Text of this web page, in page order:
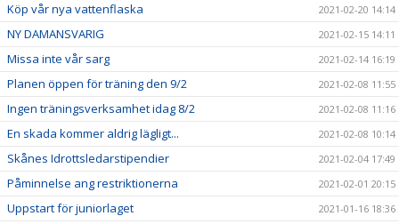
Köp vår nya vattenflaska 2021-02-20 14:14
NY DAMANSVARIG 2021-02-15 14:11
Missa inte vår sarg 2021-02-14 16:19
Planen öppen för träning den 9/2 2021-02-08 11:55
Ingen träningsverksamhet idag 8/2 2021-02-08 11:16
En skada kommer aldrig lägligt... 2021-02-08 10:14
Skånes Idrottsledarstipendier 2021-02-04 17:49
Påminnelse ang restriktionerna 2021-02-01 20:15
Uppstart för juniorlaget 2021-01-16 18:36